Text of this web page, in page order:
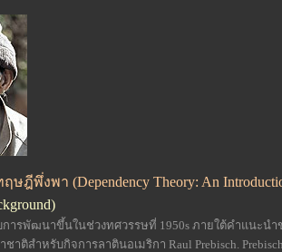
ฎีพึ่งพา (Dependency Theory: An
ารพัฒนาขึ้นในช่วงทศวรรษที่ 1950s ภายใต้คำแนะน
าติสำหรับกิจการลาตินอเมริกา Raul Prebisch.